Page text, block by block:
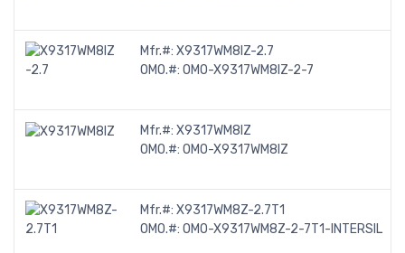
Mfr.#: X9317WM8IZ-2.7
OMO.#: OMO-X9317WM8IZ-2-7
Mfr.#: X9317WM8IZ
OMO.#: OMO-X9317WM8IZ
Mfr.#: X9317WM8Z-2.7T1
OMO.#: OMO-X9317WM8Z-2-7T1-INTERSIL